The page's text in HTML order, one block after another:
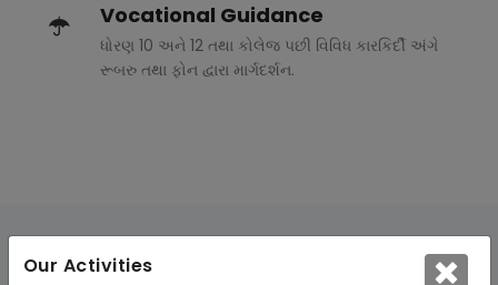
Our Activities
Vocational Guidance
ધોરણ 10 અને 12 તથા કોલેજ પછી વિવિધ કારકિર્દી અંગે
રૂબરુ તથા ફોન દ્વારા માર્ગદર્શન.